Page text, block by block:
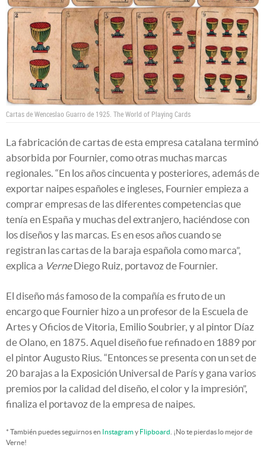
Cartas de Wenceslao Guarro de 1925. The World of Playing Cards
La fabricación de cartas de esta empresa catalana terminó
absorbida por Fournier, como otras muchas marcas
regionales. “En los años cincuenta y posteriores, además de
exportar naipes españoles e ingleses, Fournier empieza a
comprar empresas de las diferentes competencias que
tenía en España y muchas del extranjero, haciéndose con
los diseños y las marcas. Es en esos años cuando se
registran las cartas de la baraja española como marca”,
explica a VerneDiego Ruiz, portavoz de Fournier.
El diseño más famoso de la compañía es fruto de un
encargo que Fournier hizo a un profesor de la Escuela de
Artes y Oficios de Vitoria, Emilio Soubrier, y al pintor Díaz
de Olano, en 1875. Aquel diseño fue refinado en 1889 por
el pintor Augusto Rius. “Entonces se presenta con un set de
20 barajas a la Exposición Universal de París y gana varios
premios por la calidad del diseño, el color y la impresión”,
finaliza el portavoz de la empresa de naipes.
* También puedes seguirnos en Instagramy Flipboard . ¡No te pierdas lo mejor de
Verne!